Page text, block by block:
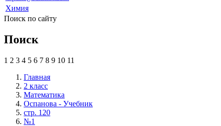
Химия
Поиск по сайту
Поиск
1 2 3 4 5 6 7 8 9 10 11
Главная
2 класс
Математика
Оспанова - Учебник
стр. 120
№1